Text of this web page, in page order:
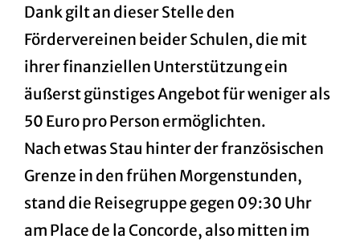
Dank gilt an dieser Stelle den
Fördervereinen beider Schulen, die mit
ihrer finanziellen Unterstützung ein
äußerst günstiges Angebot für weniger als
50 Euro pro Person ermöglichten.
Nach etwas Stau hinter der französischen
Grenze in den frühen Morgenstunden,
stand die Reisegruppe gegen 09:30 Uhr
am Place de la Concorde, also mitten im